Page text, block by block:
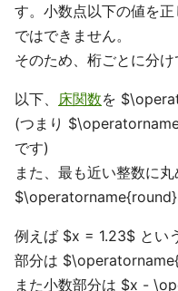
す。小数点以下の値を
ではできません。
そのため、桁ごとに分け
以下、 床関数を
(つまり
です)
また、最も近い整数に
例えば $x = 1.23$ とい
部分は
また小数部分は $x -